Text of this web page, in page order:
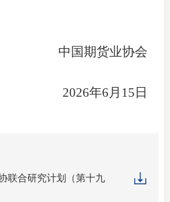
中国期货业协会
2026年6月 15 日
联合研究计划（第十九